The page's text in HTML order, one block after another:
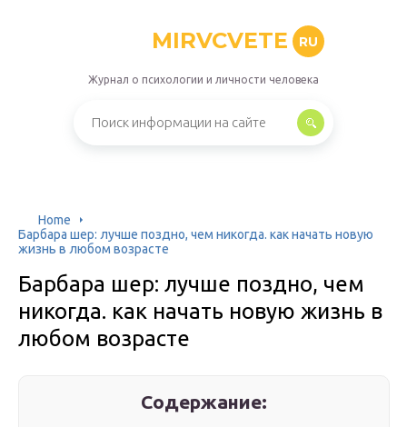
MIRVCVETE RU
Журнал о психологии и личности человека
Home
Барбара шер: лучше поздно, чем никогда. как начать новую
жизнь в любом возрасте
Барбара шер: лучше поздно, чем
никогда. как начать новую жизнь в
любом возрасте
Содержание: